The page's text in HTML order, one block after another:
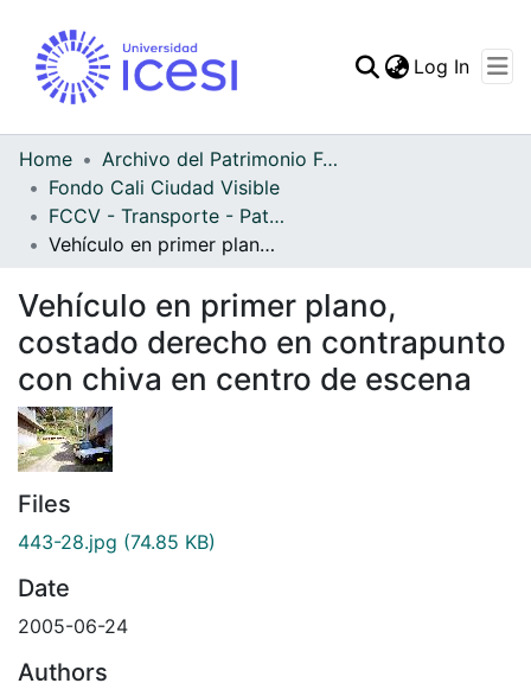
Log In
Home
Archivo del Patrimonio Fotográfico y Fílmico del Valle del Cauca
Fondo Cali Ciudad Visible
FCCV - Transporte - Patrimonial
Vehículo en primer plano, costado derecho en contrapunto con chiva en centro de escena
Vehículo en primer plano,
costado derecho en contrapunto
con chiva en centro de escena
Files
443-28.jpg (74.85 KB)
Date
2005-06-24
Authors